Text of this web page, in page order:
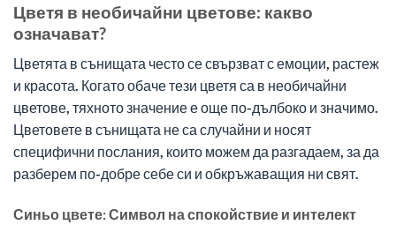
Цветя в необичайни цветове: какво
означават?
Цветята в сънищата често се свързват с емоции, растеж
и красота. Когато обаче тези цветя са в необичайни
цветове, тяхното значение е още по-дълбоко и значимо.
Цветовете в сънищата не са случайни и носят
специфични послания, които можем да разгадаем, за да
разберем по-добре себе си и обкръжаващия ни свят.
Синьо цвете: Символ на спокойствие и интелект